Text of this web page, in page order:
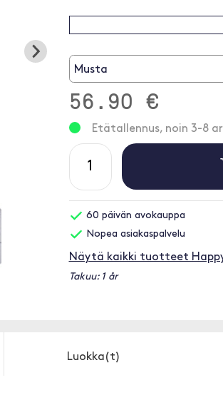
Musta
56.90 €
Etätallennus, noin 3-8
60 päivän avokauppa
Nopea asiakaspalvelu
Näytä kaikki tuotteet
Takuu: 1 år
Luokka(t)